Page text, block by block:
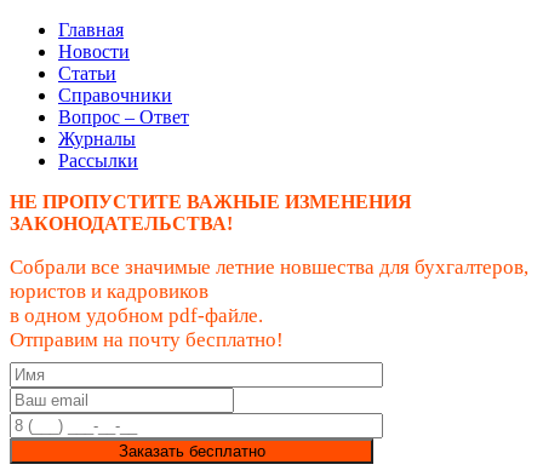
Главная
Новости
Статьи
Справочники
Вопрос – Ответ
Журналы
Рассылки
НЕ ПРОПУСТИТЕ ВАЖНЫЕ ИЗМЕНЕНИЯ
ЗАКОНОДАТЕЛЬСТВА!
Собрали все значимые летние новшества для бухгалтеров,
юристов и кадровиков
в одном удобном pdf-файле.
Отправим на почту бесплатно!
Заказать бесплатно